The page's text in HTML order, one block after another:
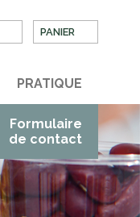
PANIER
PRATIQUE
Formulaire
de contact